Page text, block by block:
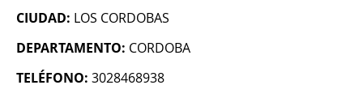
CIUDAD: LOS CORDOBAS
DEPARTAMENTO: CORDOBA
TELÉFONO: 3028468938